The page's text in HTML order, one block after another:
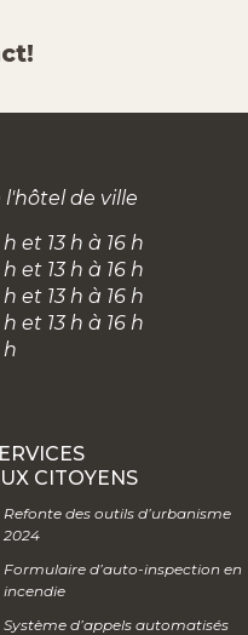
de ville
et 13 h à 16 h
et 13 h à 16 h
et 13 h à 16 h
et 13 h à 16 h
h
CITOYENS
Refonte des outils d’urbanisme
2024
Formulaire d’auto-inspection en
incendie
Système d’appels automatisés